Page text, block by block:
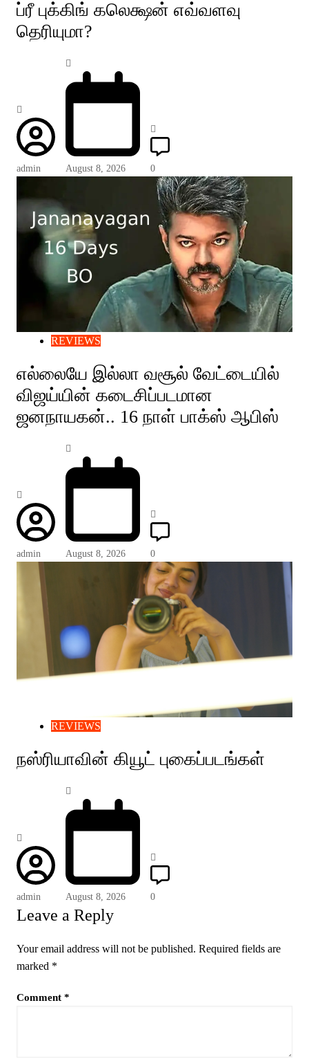
ப்ரீ புக்கிங் கலெக்ஷன் எவ்வளவு
தெரியுமா?
admin August 8, 2026 0
REVIEWS
எல்லையே இல்லா வசூல் வேட்டையில்
விஜய்யின் கடைசிப்படமான
ஜனநாயகன்.. 16 நாள் பாக்ஸ் ஆபிஸ்
admin August 8, 2026 0
REVIEWS
நஸ்ரியாவின் கியூட் புகைப்படங்கள்
admin August 8, 2026 0
Leave a Reply
Your email address will not be published. Required fields are
marked *
Comment *